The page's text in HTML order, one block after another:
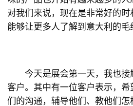
对我们来说，现在是非常好的时
能够让更多人了解到意大利的毛
今天是展会第一天，我也接
客户。其中有一位客户表示，
们的沟通，辅导他们、教他们